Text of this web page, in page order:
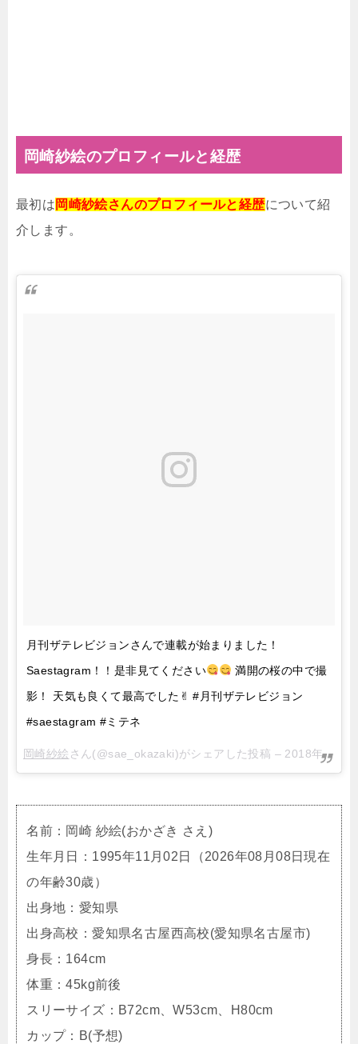
岡崎紗絵のプロフィールと経歴
最初は 岡崎紗絵さんのプロフィールと経歴について紹
介します。
月刊ザテレビジョンさんで連載が始まりました！
Saestagram！！是非見てください
満開の桜の中で撮
影！ 天気も良くて最高でした✌︎ #月刊ザテレビジョン
#saestagram #ミテネ
岡崎紗絵 さん(@sae_okazaki)がシェアした投稿 – 2018年 4月月24日午前7時08分PDT
名前：岡崎 紗絵(おかざき さえ)
生年月日：1995年11月02日（2026年08月08日現在
の年齢30歳）
出身地：愛知県
出身高校：愛知県名古屋西高校(愛知県名古屋市)
身長：164cm
体重：45kg前後
スリーサイズ：B72cm、W53cm、H80cm
カップ：B(予想)